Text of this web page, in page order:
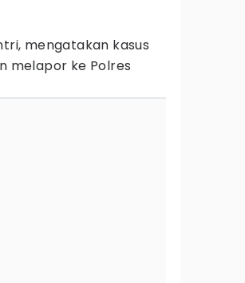
mengatakan kasus
melapor ke Polres